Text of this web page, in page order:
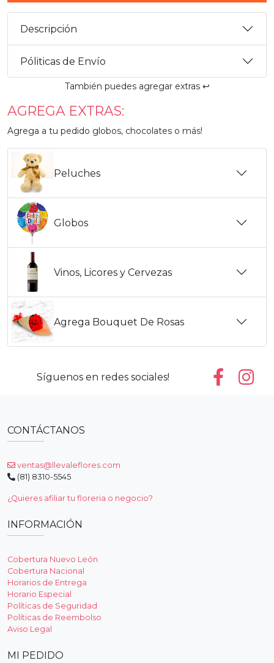
Descripción
Póliticas de Envío
También puedes agregar extras ↩️
AGREGA EXTRAS:
Agrega a tu pedido globos, chocolates o más!
Peluches
Globos
Vinos, Licores y Cervezas
Agrega Bouquet De Rosas
Síguenos en redes sociales!
CONTÁCTANOS
ventas@llevaleflores.com
(81) 8310-5545
¿Quieres afiliar tu floreria o negocio?
INFORMACIÓN
Cobertura Nuevo León
Cobertura Nacional
Horarios de Entrega
Horario Especial
Políticas de Seguridad
Políticas de Reembolso
Aviso Legal
MI PEDIDO